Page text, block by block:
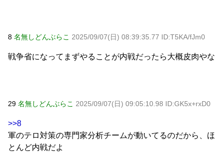
8 名無しどんぶらこ 2025/09/07(日) 08:39:35.77 ID:T5KA/fJm0
戦争省になってまずやることが内戦だったら大概皮肉やな
29 名無しどんぶらこ 2025/09/07(日) 09:05:10.98 ID:GK5x+rxD0
>>8
軍のテロ対策の専門家分析チームが動いてるのだから、ほ
とんど内戦だよ